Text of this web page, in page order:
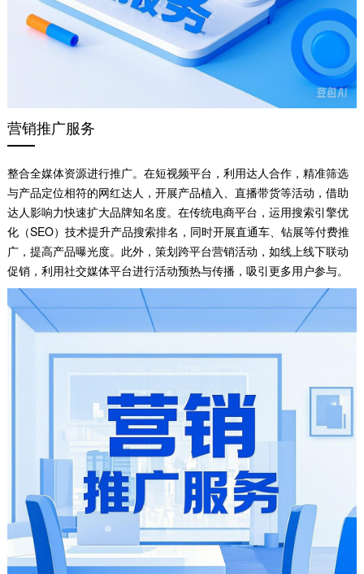
营销推广服务
整合全媒体资源进行推广。在短视频平台，利用达人合作，精准筛选
与产品定位相符的网红达人，开展产品植入、直播带货等活动，借助
达人影响力快速扩大品牌知名度。在传统电商平台，运用搜索引擎优
化（SEO）技术提升产品搜索排名，同时开展直通车、钻展等付费推
广，提高产品曝光度。此外，策划跨平台营销活动，如线上线下联动
促销，利用社交媒体平台进行活动预热与传播，吸引更多用户参与。